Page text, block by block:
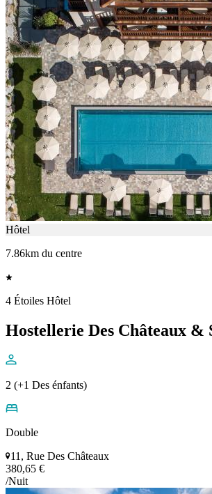
Hôtel
7.86km du centre
4 Étoiles Hôtel
Hostellerie Des Châteaux &
2 (+1 Des énfants)
Double
11, Rue Des Châteaux
380,65 €
/Nuit